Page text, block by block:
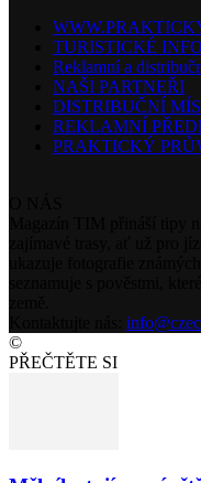
TURISTICKÉ
Reklamní a
NAŠI PARTNEŘI
DISTRIBUČNÍ
REKLAMNÍ
PRAKTICKÝ
©
PŘEČTĚTE SI